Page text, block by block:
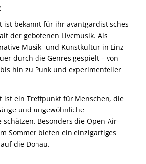
ist bekannt für ihr avantgardistisches
der gebotenen Livemusik. Als
Musik- und Kunstkultur in Linz
durch die Genres gespielt – von
hin zu Punk und experimenteller
ist ein Treffpunkt für Menschen, die
und ungewöhnliche
schätzen. Besonders die Open-Air-
Sommer bieten ein einzigartiges
die Donau.